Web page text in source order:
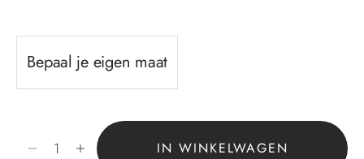
Bepaal je eigen maat
Aantal verhogen
IN WINKELWAGEN